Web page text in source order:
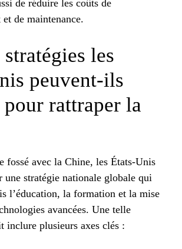
de réduire les coûts de
de maintenance.
les
peuvent-ils
rattraper la
fossé avec la Chine, les États-Unis
une stratégie nationale globale qui
l’éducation, la formation et la mise
avancées. Une telle
inclure plusieurs axes clés :